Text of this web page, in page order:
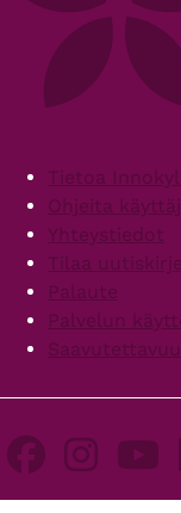
FooterTietoa
Ohjeita
Yhteystiedot
Tilaa uutiskirje
Palaute
Palvelun